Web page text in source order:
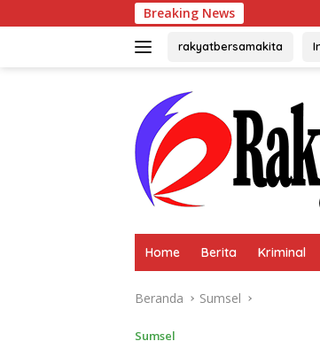
ke
Breaking News Usai
rakyatbersamakita
Home Berita Kriminal
Beranda Sumsel
Sumsel